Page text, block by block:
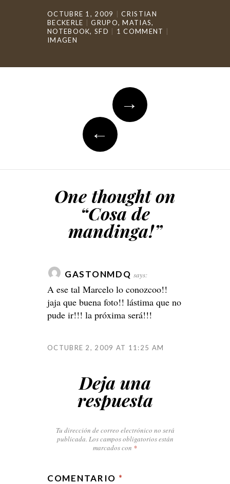
OCTUBRE 1, 2009
CRISTIAN
BECKERLE
GRUPO,MATIAS,
NOTEBOOK,SFD
1 COMMENT
IMAGEN
navigation
→
←
One thought on
“Cosa de
mandinga!”
GASTONMDQ says:
A ese tal Marcelo lo conozcoo!!
jaja que buena foto!! lástima que no
pude ir!!! la próxima será!!!
OCTUBRE 2, 2009 AT 11:25 AM
Deja una
respuesta
Tu dirección de correo electrónico no será
publicada. Los campos obligatorios están
marcados con *
COMENTARIO *